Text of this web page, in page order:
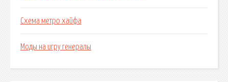
Схема метро хайфа
Моды на игру генералы